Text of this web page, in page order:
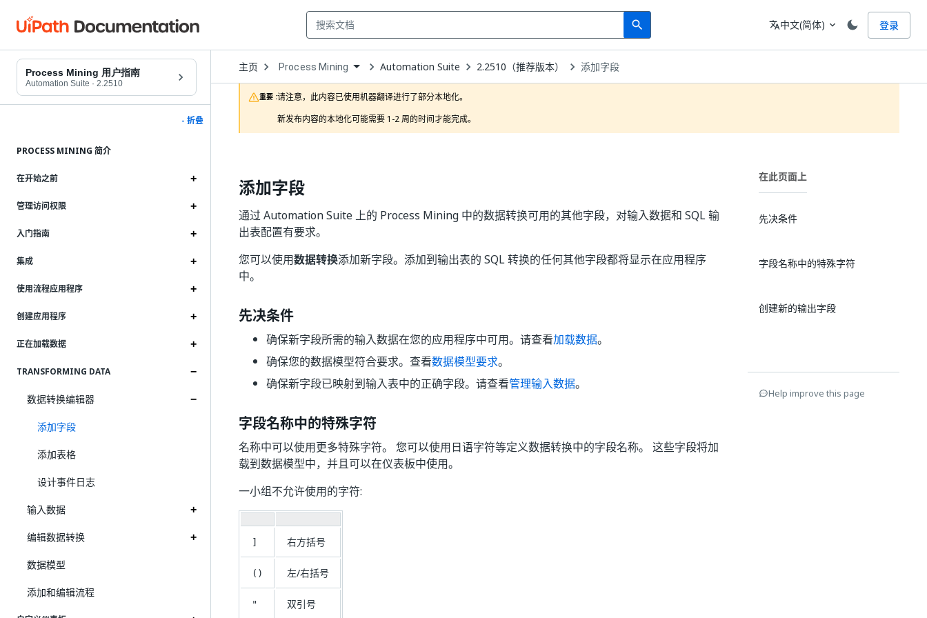
search
Search 语言
translate中文(简体) expand_more 登录
Process Mining 用户指南
Automation Suite · 2.2510
- 折叠
PROCESS MINING 简介
在开始之前
管理访问权限
入门指南
集成
使用流程应用程序
创建应用程序
正在加载数据
TRANSFORMING DATA
数据转换编辑器
添加字段
添加表格
设计事件日志
输入数据
编辑数据转换
数据模型
添加和编辑流程
主页 Open
Dropdown
to
choose
product
Process Mining Automation Suite 2.2510（推荐版本） 添加字段
重要 :请注意，此内容已使用机器翻译进行了部分本地化。
新发布内容的本地化可能需要 1-2 周的时间才能完成。
添加字段
通过 Automation Suite 上的 Process Mining 中的数据转换可用的其他字段，对输入数据和 SQL 输
出表配置有要求。
您可以使用数据转换添加新字段。添加到输出表的 SQL 转换的任何其他字段都将显示在应用程序
中。
先决条件
确保新字段所需的输入数据在您的应用程序中可用。请查看加载数据。
确保您的数据模型符合要求。查看数据模型要求。
确保新字段已映射到输入表中的正确字段。请查看管理输入数据。
字段名称中的特殊字符
名称中可以使用更多特殊字符。 您可以使用日语字符等定义数据转换中的字段名称。 这些字段将加
载到数据模型中，并且可以在仪表板中使用。
一小组不允许使用的字符:
] 右方括号
() 左/右括号
" 双引号
在此页面上
先决条件
字段名称中的特殊字符
创建新的输出字段
Help improve this page